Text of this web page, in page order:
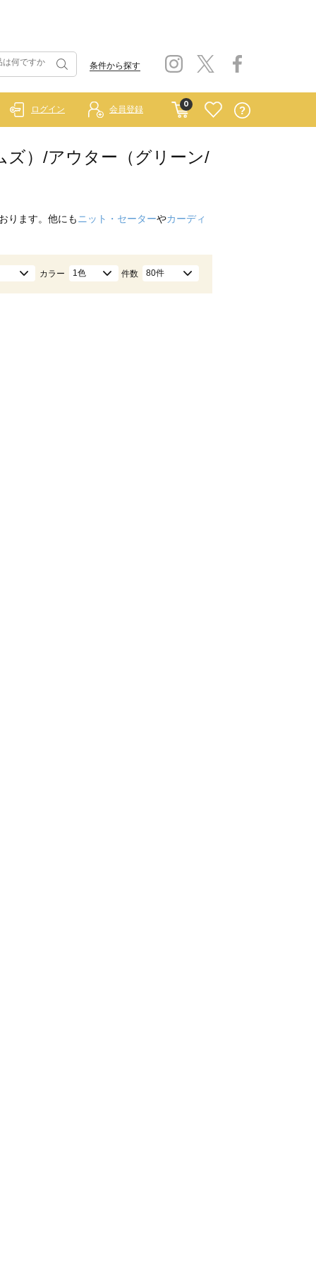
条件から探す
0
ログイン 会員登録
ズ）/アウター（グリーン/
ります。他にも ニット・セーターやカーディ
カラー 1色 件数 80件